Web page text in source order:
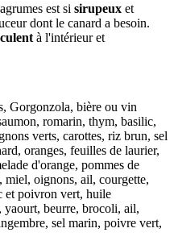
est si sirupeux et
dont le canard a besoin.
à l'intérieur et
Gorgonzola, bière ou vin
romarin, thym, basilic,
verts, carottes, riz brun, sel
oranges, feuilles de laurier,
d'orange, pommes de
miel, oignons, ail, courgette,
et poivron vert, huile
yaourt, beurre, brocoli, ail,
sel marin, poivre vert,